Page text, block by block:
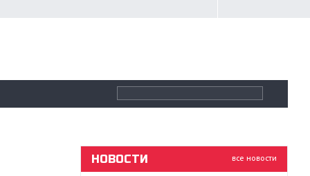
все новости
НОВОСТИ
Souls
Far Cry 5: хвалить нельзя ругать